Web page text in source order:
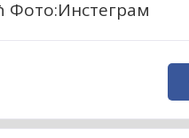
Фото:Инстеграм